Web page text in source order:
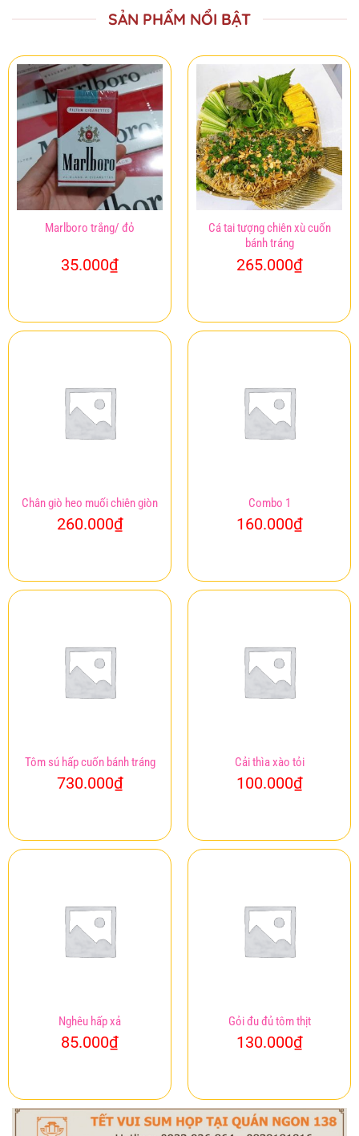
SẢN PHẨM NỔI BẬT
Marlboro trắng/ đỏ
35.000₫
Cá tai tượng chiên xù cuốn
bánh tráng
265.000₫
Chân giò heo muối chiên giòn
260.000₫
Combo 1
160.000₫
Tôm sú hấp cuốn bánh tráng
730.000₫
Cải thìa xào tỏi
100.000₫
Nghêu hấp xả
85.000₫
Gỏi đu đủ tôm thịt
130.000₫